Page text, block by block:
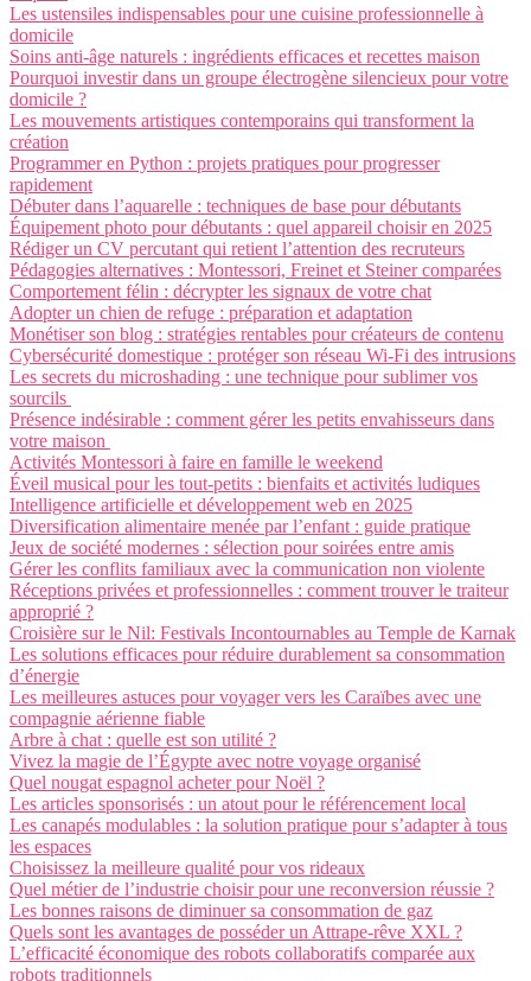
Les ustensiles indispensables pour une cuisine professionnelle à
domicile
Soins anti-âge naturels : ingrédients efficaces et recettes maison
Pourquoi investir dans un groupe électrogène silencieux pour votre
domicile ?
Les mouvements artistiques contemporains qui transforment la
création
Programmer en Python : projets pratiques pour progresser
rapidement
Débuter dans l’aquarelle : techniques de base pour débutants
Équipement photo pour débutants : quel appareil choisir en 2025
Rédiger un CV percutant qui retient l’attention des recruteurs
Pédagogies alternatives : Montessori, Freinet et Steiner comparées
Comportement félin : décrypter les signaux de votre chat
Adopter un chien de refuge : préparation et adaptation
Monétiser son blog : stratégies rentables pour créateurs de contenu
Cybersécurité domestique : protéger son réseau Wi-Fi des intrusions
Les secrets du microshading : une technique pour sublimer vos
sourcils
Présence indésirable : comment gérer les petits envahisseurs dans
votre maison
Activités Montessori à faire en famille le weekend
Éveil musical pour les tout-petits : bienfaits et activités ludiques
Intelligence artificielle et développement web en 2025
Diversification alimentaire menée par l’enfant : guide pratique
Jeux de société modernes : sélection pour soirées entre amis
Gérer les conflits familiaux avec la communication non violente
Réceptions privées et professionnelles : comment trouver le traiteur
approprié ?
Croisière sur le Nil: Festivals Incontournables au Temple de Karnak
Les solutions efficaces pour réduire durablement sa consommation
d’énergie
Les meilleures astuces pour voyager vers les Caraïbes avec une
compagnie aérienne fiable
Arbre à chat : quelle est son utilité ?
Vivez la magie de l’Égypte avec notre voyage organisé
Quel nougat espagnol acheter pour Noël ?
Les articles sponsorisés : un atout pour le référencement local
Les canapés modulables : la solution pratique pour s’adapter à tous
les espaces
Choisissez la meilleure qualité pour vos rideaux
Quel métier de l’industrie choisir pour une reconversion réussie ?
Les bonnes raisons de diminuer sa consommation de gaz
Quels sont les avantages de posséder un Attrape-rêve XXL ?
L’efficacité économique des robots collaboratifs comparée aux
robots traditionnels